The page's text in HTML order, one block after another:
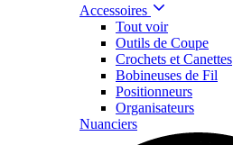
Accessoires
Tout voir
Outils de Coupe
Crochets et Canettes
Bobineuses de Fil
Positionneurs
Organisateurs
Nuanciers